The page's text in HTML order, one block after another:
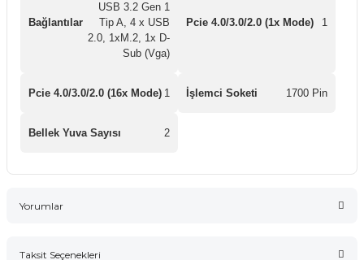
Bağlantılar
USB 3.2 Gen 1
Tip A, 4 x USB
2.0, 1xM.2, 1x D-
Sub (Vga)
Pcie 4.0/3.0/2.0 (1x Mode) 1
Pcie 4.0/3.0/2.0 (16x Mode) 1 İşlemci Soketi 1700 Pin
Bellek Yuva Sayısı 2
Yorumlar
Taksit Seçenekleri